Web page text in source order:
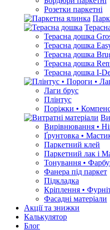
Розетки паркетні
Терасна дошка
Терасна дошка
Терасна дошка
Терасна дошка
Терасна дошка I-
Лаги брус
Плінтус
Поріжки •
Вирівнювання •
Ґрунтовкa •
Паркетний клей
Паркетний лак і
Тонування •
Фанера під паркет
Підкладка
Кріплення •
Фасадні матеріали
Акції та знижки
Калькулятор
Блог